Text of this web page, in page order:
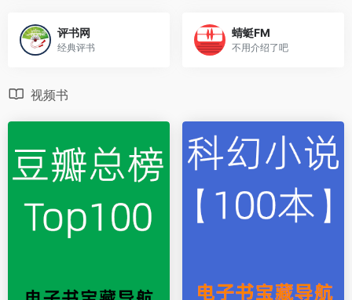
评书网
经典评书
蜻蜓FM
不用介绍了吧
视频书